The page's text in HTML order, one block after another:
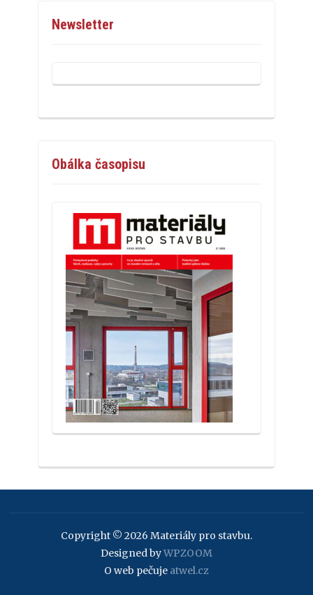
Newsletter
Obálka časopisu
Copyright © 2026 Materiály pro stavbu.
Designed byWPZOOM
O web pečuje atwel.cz